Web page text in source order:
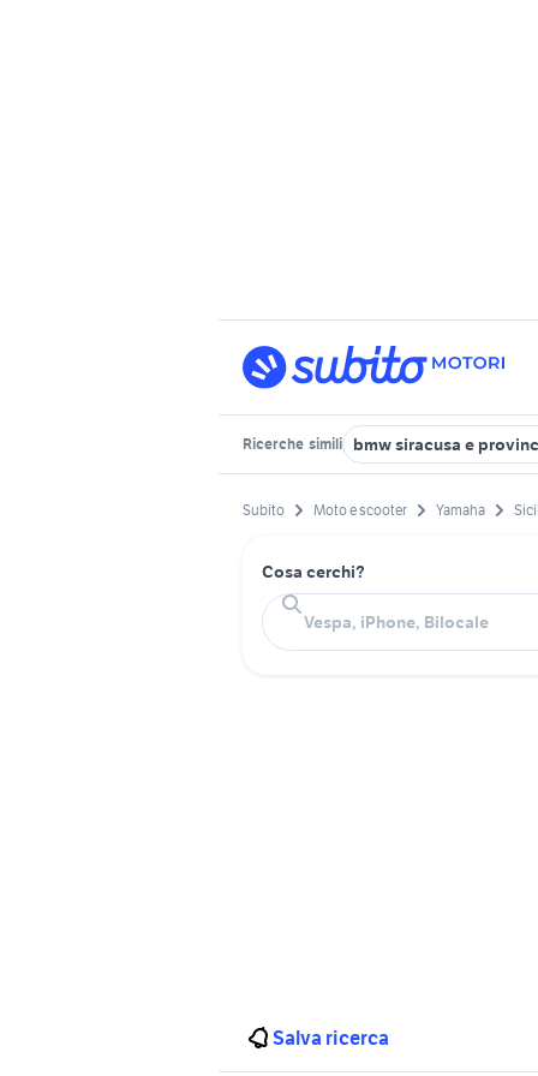
Ricerche simili bmw siracusa e
Subito Moto e scooter Yamaha
Cosa cerchi?
Salva ricerca